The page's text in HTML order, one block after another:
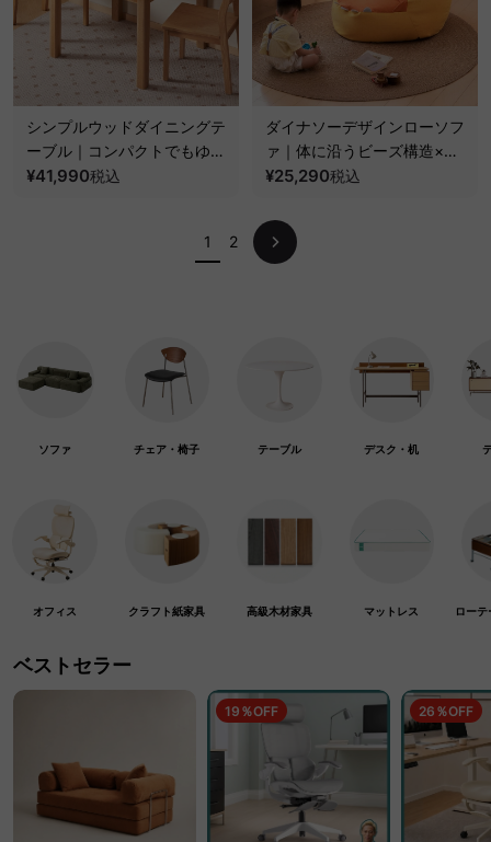
シンプルウッドダイニングテ
ーブル｜コンパクトでもゆと
りを生むサイズ展開
¥41,990税込
ダイナソーデザインローソフ
ァ｜体に沿うビーズ構造×リ
ネン調ファブリック【洗える
¥25,290税込
1 2
ソファ チェア・椅子 テーブル デスク・机
オフィス クラフト紙家具 高級木材家具 マットレス ロー
ベストセラー
19％OFF 26％OFF